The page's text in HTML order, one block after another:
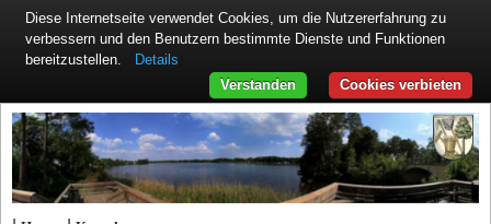
Diese Internetseite verwendet Cookies, um die Nutzererfahrung zu
verbessern und den Benutzern bestimmte Dienste und Funktionen
bereitzustellen.
Details
Cookies verbieten
Verstanden